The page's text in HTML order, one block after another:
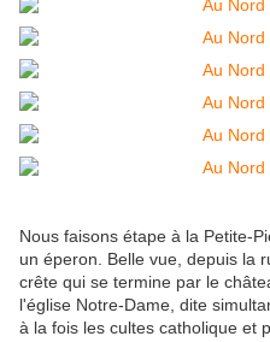
Nous faisons étape à la Petite-
un éperon. Belle vue, depuis la
crête qui se termine par le
l'église Notre-Dame, dite
à la fois les cultes catholique et